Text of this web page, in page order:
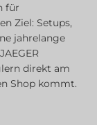
für
Ziel: Setups,
jahrelange
direkt am
Shop kommt.